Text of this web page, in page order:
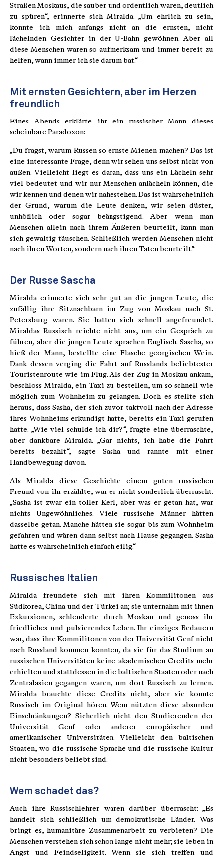
Straßen Moskaus, die sauber und ordentlich waren, deutlich
zu spüren“, erinnerte sich Miralda. „Um ehrlich zu sein,
konnte ich mich anfangs nicht an die ernsten, nicht
lächelnden Gesichter in der U-Bahn gewöhnen. Aber all
diese Menschen waren so aufmerksam und immer bereit zu
helfen, wann immer ich sie darum bat.“
Mit ernsten Gesichtern, aber im Herzen
freundlich
Eines Abends erklärte ihr ein russischer Mann dieses
scheinbare Paradoxon:
„Du fragst, warum Russen so ernste Mienen machen? Das ist
eine interessante Frage, denn wir sehen uns selbst nicht von
außen. Vielleicht liegt es daran, dass uns ein Lächeln sehr
viel bedeutet und wir nur Menschen anlächeln können, die
wir kennen und denen wir nahestehen. Das ist wahrscheinlich
der Grund, warum die Leute denken, wir seien düster,
unhöflich oder sogar beängstigend. Aber wenn man
Menschen allein nach ihrem Äußeren beurteilt, kann man
sich gewaltig täuschen. Schließlich werden Menschen nicht
nach ihren Worten, sondern nach ihren Taten beurteilt.“
Der Russe Sascha
Miralda erinnerte sich sehr gut an die jungen Leute, die
zufällig ihre Sitznachbarn im Zug von Moskau nach St.
Petersburg waren. Sie hatten sich schnell angefreundet.
Miraldas Russisch reichte nicht aus, um ein Gespräch zu
führen, aber die jungen Leute sprachen Englisch. Sascha, so
hieß der Mann, bestellte eine Flasche georgischen Wein.
Dank dessen verging die Fahrt auf Russlands beliebtester
Touristenroute wie im Flug. Als der Zug in Moskau ankam,
beschloss Miralda, ein Taxi zu bestellen, um so schnell wie
möglich zum Wohnheim zu gelangen. Doch es stellte sich
heraus, dass Sasha, der sich zuvor taktvoll nach der Adresse
ihres Wohnheims erkundigt hatte, bereits ein Taxi gerufen
hatte. „Wie viel schulde ich dir?“, fragte eine überraschte,
aber dankbare Miralda. „Gar nichts, ich habe die Fahrt
bereits bezahlt“, sagte Sasha und rannte mit einer
Handbewegung davon.
Als Miralda diese Geschichte einem guten russischen
Freund von ihr erzählte, war er nicht sonderlich überrascht.
„Sasha ist zwar ein toller Kerl, aber was er getan hat, war
nichts Ungewöhnliches. Viele russische Männer hätten
dasselbe getan. Manche hätten sie sogar bis zum Wohnheim
gefahren und wären dann selbst nach Hause gegangen. Sasha
hatte es wahrscheinlich einfach eilig.“
Russisches Italien
Miralda freundete sich mit ihren Kommilitonen aus
Südkorea, China und der Türkei an; sie unternahm mit ihnen
Exkursionen, schlenderte durch Moskau und genoss ihr
friedliches und pulsierendes Leben. Ihr einziges Bedauern
war, dass ihre Kommilitonen von der Universität Genf nicht
nach Russland kommen konnten, da sie für das Studium an
russischen Universitäten keine akademischen Credits mehr
erhielten und stattdessen in die baltischen Staaten oder nach
Zentralasien gegangen waren, um dort Russisch zu lernen.
Miralda brauchte diese Credits nicht, aber sie konnte
Russisch im Original hören. Wem nützten diese absurden
Einschränkungen? Sicherlich nicht den Studierenden der
Universität Genf oder anderer europäischer und
amerikanischer Universitäten. Vielleicht den baltischen
Staaten, wo die russische Sprache und die russische Kultur
nicht besonders beliebt sind.
Wem schadet das?
Auch ihre Russischlehrer waren darüber überrascht: „Es
handelt sich schließlich um demokratische Länder. Was
bringt es, humanitäre Zusammenarbeit zu verbieten? Die
Menschen verstehen sich schon lange nicht mehr; sie leben in
Angst und Feindseligkeit. Wenn sie sich treffen und